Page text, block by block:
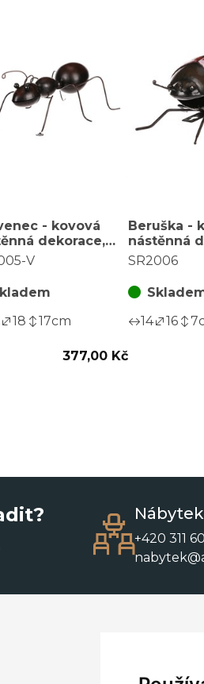
- kovová
dekorace,
velikost
V
18 17cm
377,00 Kč
Beruška -
nástěnná
menší
SR2006
14
16 7
Nábytek
+420 311